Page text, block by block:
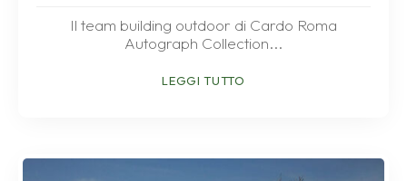
Il team building outdoor di Cardo Roma
Autograph Collection...
LEGGI TUTTO